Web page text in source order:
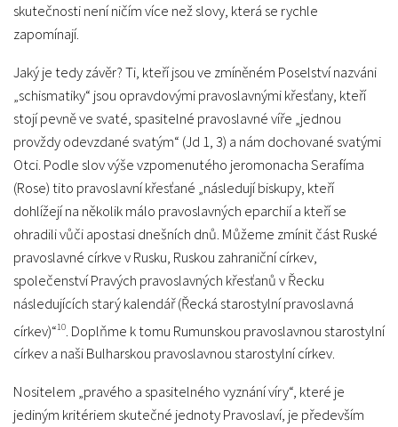
skutečnosti není ničím více než slovy, která se rychle
zapomínají.
Jaký je tedy závěr? Ti, kteří jsou ve zmíněném Poselství nazváni
„schismatiky“ jsou opravdovými pravoslavnými křesťany, kteří
stojí pevně ve svaté, spasitelné pravoslavné víře „jednou
provždy odevzdané svatým“ (Jd 1, 3) a nám dochované svatými
Otci. Podle slov výše vzpomenutého jeromonacha Serafíma
(Rose) tito pravoslavní křesťané „následují biskupy, kteří
dohlížejí na několik málo pravoslavných eparchií a kteří se
ohradili vůči apostasi dnešních dnů. Můžeme zmínit část Ruské
pravoslavné církve v Rusku, Ruskou zahraniční církev,
společenství Pravých pravoslavných křesťanů v Řecku
následujících starý kalendář (Řecká starostylní pravoslavná
církev)“10. Doplňme k tomu Rumunskou pravoslavnou starostylní
církev a naši Bulharskou pravoslavnou starostylní církev.
Nositelem „pravého a spasitelného vyznání víry“, které je
jediným kritériem skutečné jednoty Pravoslaví, je především